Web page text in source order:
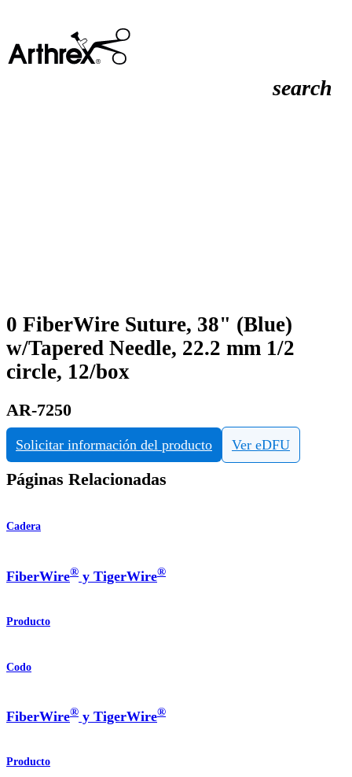
search
0 FiberWire Suture, 38" (Blue)
w/Tapered Needle, 22.2 mm 1/2
circle, 12/box
AR-7250
Solicitar información del producto Ver eDFU
Páginas Relacionadas
Cadera
FiberWire® y TigerWire®
Producto
Codo
FiberWire® y TigerWire®
Producto